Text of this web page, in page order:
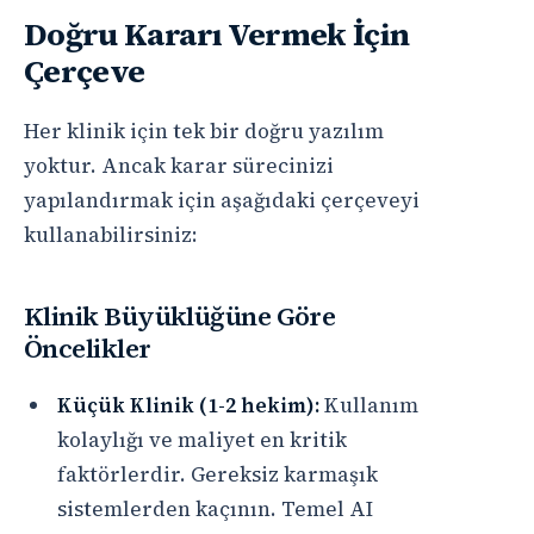
Doğru Kararı Vermek İçin
Çerçeve
Her klinik için tek bir doğru yazılım
yoktur. Ancak karar sürecinizi
yapılandırmak için aşağıdaki çerçeveyi
kullanabilirsiniz:
Klinik Büyüklüğüne Göre
Öncelikler
Küçük Klinik (1-2 hekim):Kullanım
kolaylığı ve maliyet en kritik
faktörlerdir. Gereksiz karmaşık
sistemlerden kaçının. Temel AI